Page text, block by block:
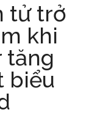
tử trở
khi
tăng
biểu